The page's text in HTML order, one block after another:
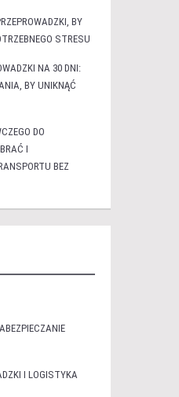
BY
STRESU
NA 30 DNI:
BY UNIKNĄĆ
DO
I
BEZ
I LOGISTYKA